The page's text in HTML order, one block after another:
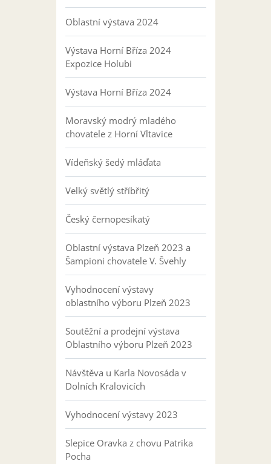
Oblastní výstava 2024
Výstava Horní Bříza 2024
Expozice Holubi
Výstava Horní Bříza 2024
Moravský modrý mladého
chovatele z Horní Vltavice
Vídeňský šedý mláďata
Velký světlý stříbřitý
Český černopesíkatý
Oblastní výstava Plzeň 2023 a
Šampioni chovatele V. Švehly
Vyhodnocení výstavy
oblastního výboru Plzeň 2023
Soutěžní a prodejní výstava
Oblastního výboru Plzeň 2023
Návštěva u Karla Novosáda v
Dolních Kralovicích
Vyhodnocení výstavy 2023
Slepice Oravka z chovu Patrika
Pocha